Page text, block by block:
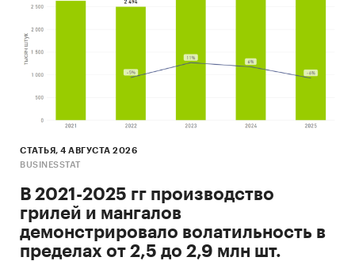
СТАТЬЯ, 4 АВГУСТА 2026
BUSINESSTAT
В 2021-2025 гг производство
грилей и мангалов
демонстрировало волатильность в
пределах от 2,5 до 2,9 млн шт.